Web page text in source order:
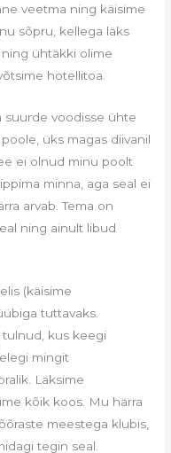
veetma ning käisime
sõpru, kellega läks
ühtäkki olime
hotellitoa.
suurde voodisse ühte
üks magas diivanil
ei olnud minu poolt
minna, aga seal ei
arvab. Tema on
ning ainult libud
(käisime
tuttavaks.
tulnud, kus keegi
mingit
Läksime
kõik koos. Mu härra
meestega klubis,
tegin seal.